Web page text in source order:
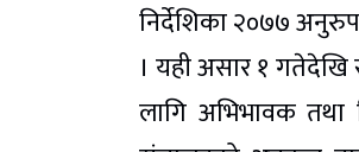
निर्देशिका २०७७
। यही असार १ गतेदेखि
लागि अभिभावक तथा